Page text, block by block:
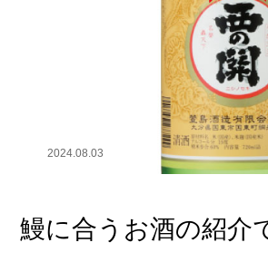
2024.08.03
鰻に合うお酒の紹介